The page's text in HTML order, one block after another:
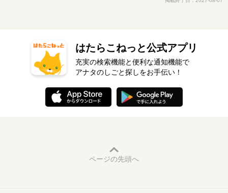
はたらこねっと公式アプリ
充実の検索機能と便利な通知機能で
アナタのしごと探しをお手伝い！
ページの先頭へ